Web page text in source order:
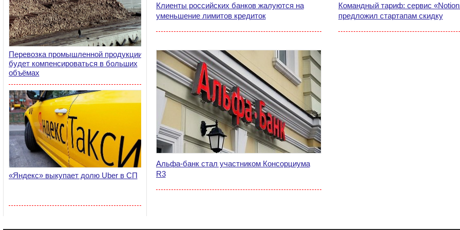
Перевозка промышленной продукции
будет компенсироваться в больших
объёмах
«Яндекс» выкупает долю Uber в СП
Клиенты российских банков жалуются на
уменьшение лимитов кредиток
Командный тариф: сервис
предложил стартапам скидку
Альфа-банк стал участником Консорциума
R3